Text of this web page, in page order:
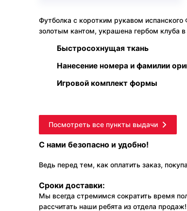
Футболка с коротким рукавом
золотым кантом, украшена гербом клуба
Быстросохнущая ткань
Нанесение номера и фамилии
Игровой комплект формы
Посмотреть все пункты выдачи
С нами безопасно и удобно!
Ведь перед тем, как оплатить заказ,
Сроки доставки:
Мы всегда стремимся сократить время
рассчитать наши ребята из отдела продаж!